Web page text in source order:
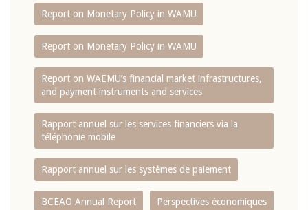
Report on Monetary Policy in WAMU
Report on Monetary Policy in WAMU
Report on WAEMU’s financial market infrastructures,
and payment instruments and services
Rapport annuel sur les services financiers via la
téléphonie mobile
Rapport annuel sur les systèmes de paiement
BCEAO Annual Report Perspectives économiques